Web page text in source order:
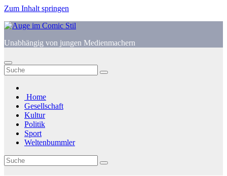
Zum Inhalt springen
Unabhängig von jungen Medienmachern
Home
Gesellschaft
Kultur
Politik
Sport
Weltenbummler